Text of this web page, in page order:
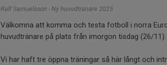
Ralf Samuelsson - Ny huvudtränare 2025
Välkomna att komma och testa fotboll i norra
huvudtränare på plats från imorgon tisdag (26/11).
Vi har haft tre öppna träningar så här långt och